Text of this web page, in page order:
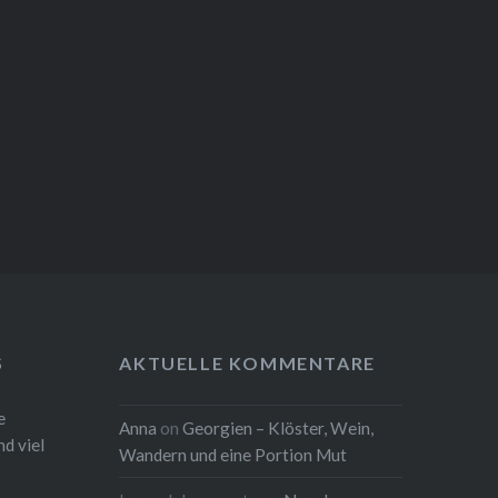
viel
AKTUELLE KOMMENTARE
Anna onGeorgien – Klöster, Wein,
Wandern und eine Portion Mut